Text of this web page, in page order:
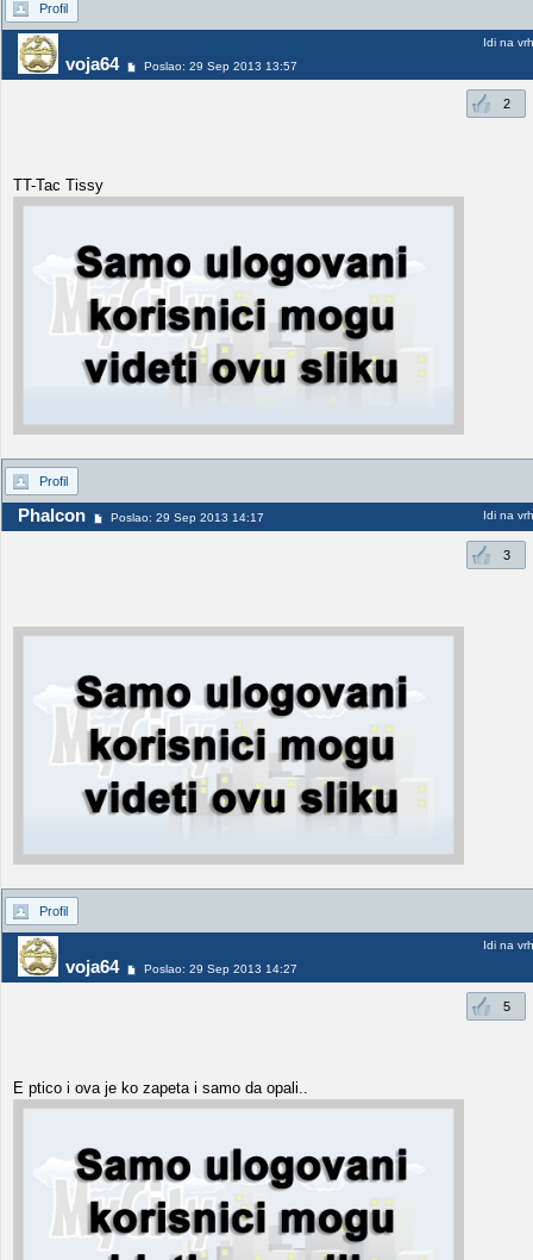
Profil
voja64 Poslao: 29 Sep 2013 13:57
Idi na vrh
2
TT-Tac Tissy
Profil
Phalcon Poslao: 29 Sep 2013 14:17 Idi na vrh
3
Profil
voja64 Poslao: 29 Sep 2013 14:27
Idi na vrh
5
E ptico i ova je ko zapeta i samo da opali..